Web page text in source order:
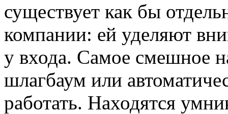
существует как бы
компании: ей уделяют
у входа. Самое смешное
шлагбаум или
работать. Находятся